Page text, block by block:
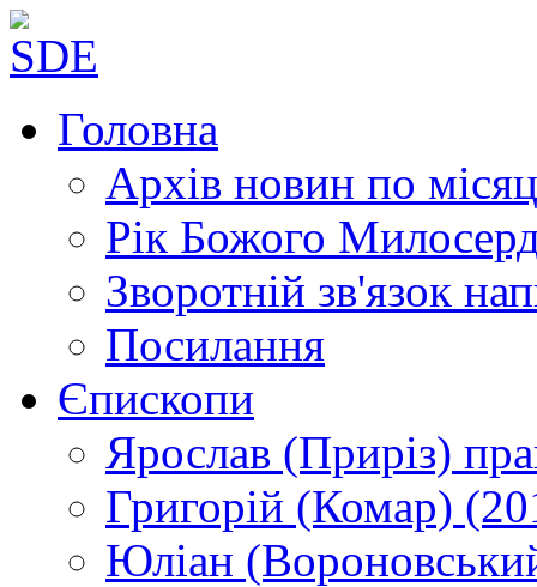
Головна
Архів новин по
Рік Божого
Зворотній зв'язок
Посилання
Єпископи
Ярослав (Приріз)
Григорій (Комар)
Юліан